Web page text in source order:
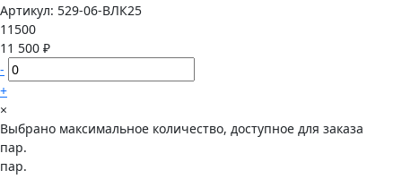
Артикул: 529-06-ВЛК25
11500
11 500 ₽
-
+
×
Выбрано максимальное количество, доступное для заказа
пар.
пар.